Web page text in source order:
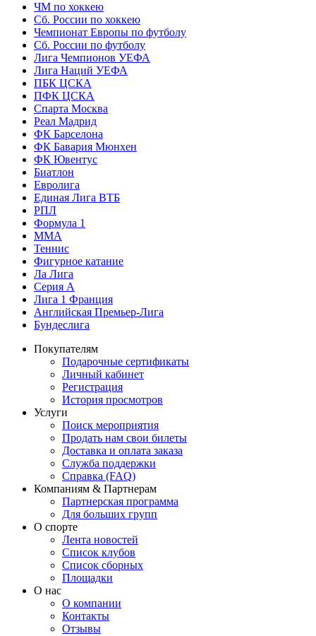
ЧМ по хоккею
Сб. России по хоккею
Чемпионат Европы по футболу
Сб. России по футболу
Лига Чемпионов УЕФА
Лига Наций УЕФА
ПБК ЦСКА
ПФК ЦСКА
Спарта Москва
Реал Мадрид
ФК Барселона
ФК Бавария Мюнхен
ФК Ювентус
Биатлон
Евролига
Единая Лига ВТБ
РПЛ
Формула 1
MMA
Теннис
Фигурное катание
Ла Лига
Серия А
Лига 1 Франция
Английская Премьер-Лига
Бундеслига
Покупателям
Подарочные сертификаты
Личный кабинет
Регистрация
История просмотров
Услуги
Поиск мероприятия
Продать нам свои билеты
Доставка и оплата заказа
Служба поддержки
Справка (FAQ)
Компаниям & Партнерам
Партнерская программа
Для больших групп
О спорте
Лента новостей
Список клубов
Список сборных
Площадки
О нас
О компании
Контакты
Отзывы